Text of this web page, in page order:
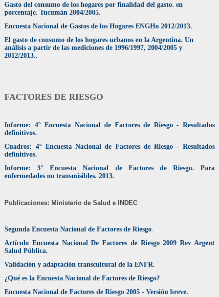
Gasto del consumo de los hogares por finalidad del gasto. en
porcentaje. Tucumán 2004/2005.
Encuesta Nacional de Gastos de los Hogares ENGHo 2012/2013.
El gasto de consumo de los hogares urbanos en la Argentina. Un
análisis a partir de las mediciones de 1996/1997, 2004/2005 y
2012/2013.
FACTORES DE RIESGO
Informe: 4° Encuesta Nacional de Factores de Riesgo - Resultados
definitivos.
Cuadros: 4° Encuesta Nacional de Factores de Riesgo - Resultados
definitivos.
Informe: 3° Encuesta Nacional de Factores de Riesgo. Para
enfermedades no transmisibles. 2013.
Publicaciones: Ministerio de Salud e INDEC
Segunda Encuesta Nacional de Factores de Riesgo
Artículo Encuesta Nacional De Factores de Riesgo 2009 Rev Argent
Salud Pública.
Validación y adaptación transcultural de la ENFR.
¿Qué es la Encuesta Nacional de Factores de Riesgo?
Encuesta Nacional de Factores de Riesgo 2005 - Versión breve.